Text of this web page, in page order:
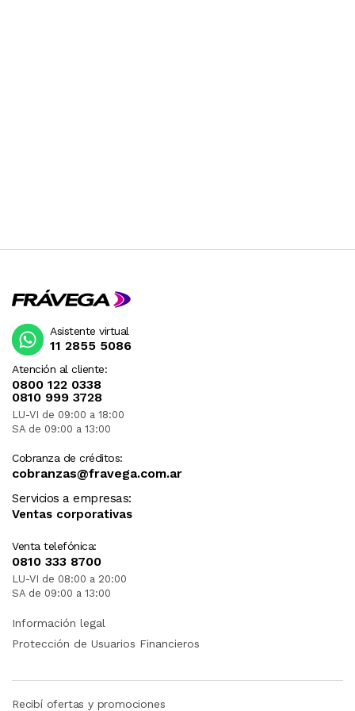
Atención al cliente:
0800 122 0338
0810 999 3728
LU-VI de 09:00 a 18:00
SA de 09:00 a 13:00
Cobranza de créditos:
cobranzas@fravega.com.ar
Servicios a empresas:
Ventas corporativas
Venta telefónica:
0810 333 8700
LU-VI de 08:00 a 20:00
SA de 09:00 a 13:00
Asistente virtual
11 2855 5086
Información legal
Protección de Usuarios Financieros
Recibí ofertas y promociones